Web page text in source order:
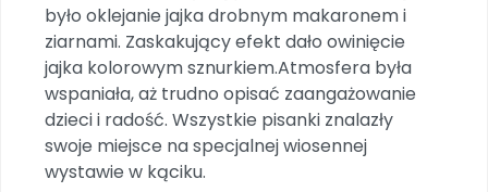
było oklejanie jajka drobnym makaronem i
ziarnami. Zaskakujący efekt dało owinięcie
jajka kolorowym sznurkiem.Atmosfera była
wspaniała, aż trudno opisać zaangażowanie
dzieci i radość. Wszystkie pisanki znalazły
swoje miejsce na specjalnej wiosennej
wystawie w kąciku.